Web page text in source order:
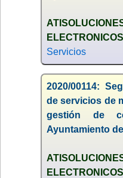
Servicios
2020/00114:
de servicios de
gestión de
Ayuntamiento